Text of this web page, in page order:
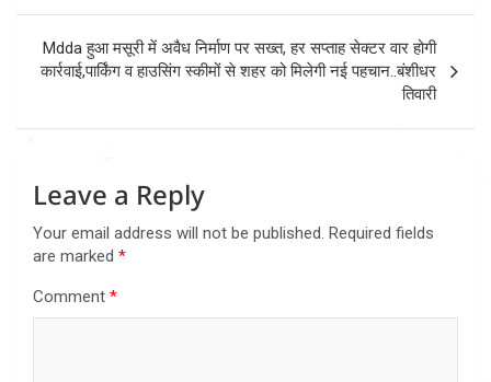
Mdda हुआ मसूरी में अवैध निर्माण पर सख्त, हर सप्ताह सेक्टर वार होगी
कार्रवाई,पार्किंग व हाउसिंग स्कीमों से शहर को मिलेगी नई पहचान..बंशीधर
तिवारी
Leave a Reply
Your email address will not be published. Required fields
are marked *
Comment *